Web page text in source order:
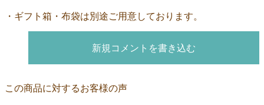
・ギフト箱・布袋は別途ご用意しております。
新規コメントを書き込む
この商品に対するお客様の声